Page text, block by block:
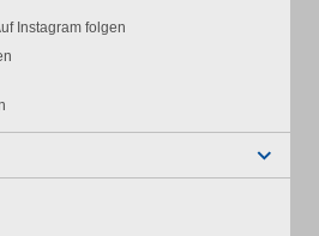
Instagram folgen